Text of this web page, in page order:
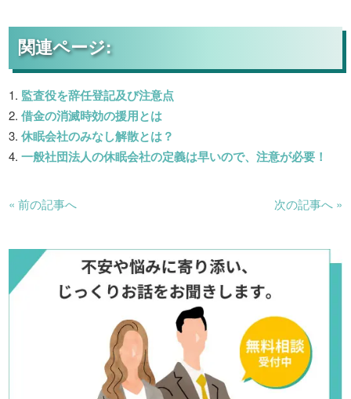
関連ページ:
監査役を辞任登記及び注意点
借金の消滅時効の援用とは
休眠会社のみなし解散とは？
一般社団法人の休眠会社の定義は早いので、注意が必要！
« 前の記事へ 次の記事へ »